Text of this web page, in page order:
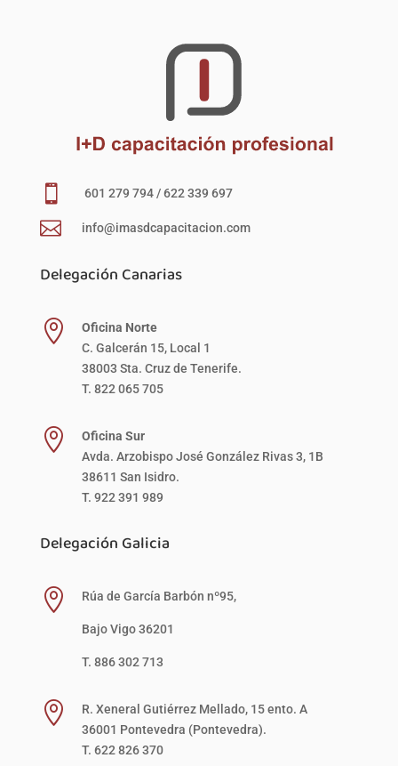
 601 279 794 / 622 339 697
 info@imasdcapacitacion.com
Delegación Canarias

Oficina Norte
C. Galcerán 15, Local 1
38003 Sta. Cruz de Tenerife.
T. 822 065 705

Oficina Sur
Avda. Arzobispo José González Rivas 3, 1B
38611 San Isidro.
T. 922 391 989
Delegación Galicia
 Rúa de García Barbón nº95,
Bajo Vigo 36201
T. 886 302 713

R. Xeneral Gutiérrez Mellado, 15 ento. A
36001 Pontevedra (Pontevedra).
T. 622 826 370